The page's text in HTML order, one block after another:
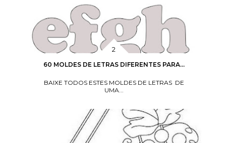
60 MOLDES DE LETRAS DIFERENTES PARA...
BAIXE TODOS ESTES MOLDES DE LETRAS DE
UMA...